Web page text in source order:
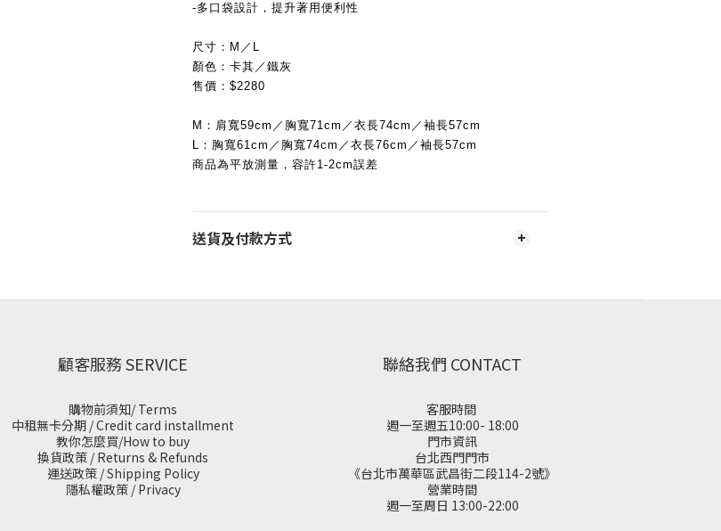
-多口袋設計，提升著用便利性
尺寸：M／L
顏色：卡其／鐵灰
售價：$2280
M：肩寬59cm／胸寬71cm／衣長74cm／袖長57cm
L：胸寬61cm／胸寬74cm／衣長76cm／袖長57cm
商品為平放測量，容許1-2cm誤差
送貨及付款方式
顧客服務 SERVICE
購物前須知/ Terms
中租無卡分期 / Credit card installment
教你怎麼買/How to buy
換貨政策 / Returns & Refunds
運送政策 / Shipping Policy
隱私權政策 / Privacy
聯絡我們 CONTACT
客服時間
週一至週五10:00- 18:00
門市資訊
台北西門門市
《台北市萬華區武昌街二段114-2號》
營業時間
週一至周日 13:00-22:00